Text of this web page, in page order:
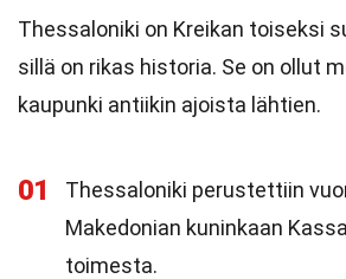
Thessaloniki on Kreikan toiseksi
sillä on rikas historia. Se on ollut
kaupunki antiikin ajoista lähtien.
01
Thessaloniki perustettiin
Makedonian kuninkaan
toimesta.